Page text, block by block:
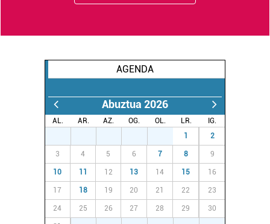
AGENDA
Abuztua 2026
AL. AR. AZ. OG. OL. LR.
IG.
1 2
3 4 5 6 7 8 9
10 11 12 13 14 15 16
17 18 19 20 21 22 23
24 25 26 27 28 29 30